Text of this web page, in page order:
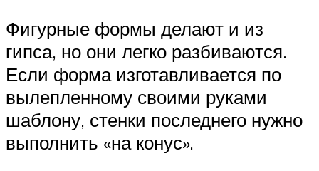
Фигурные формы делают и из
гипса, но они легко разбиваются.
Если форма изготавливается по
вылепленному своими руками
шаблону, стенки последнего нужно
выполнить «на конус».